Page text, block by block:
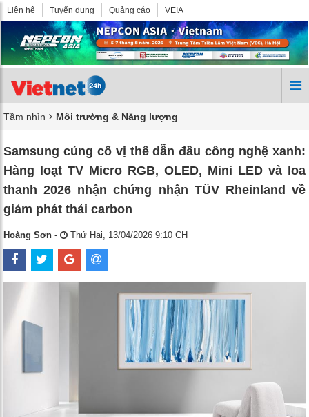
Liên hệ Tuyển dụng Quảng cáo VEIA
Tầm nhìn Môi trường & Năng lượng
Samsung củng cố vị thế dẫn đầu công nghệ xanh:
Hàng loạt TV Micro RGB, OLED, Mini LED và loa
thanh 2026 nhận chứng nhận TÜV Rheinland về
giảm phát thải carbon
Hoàng Sơn - Thứ Hai, 13/04/2026 9:10 CH